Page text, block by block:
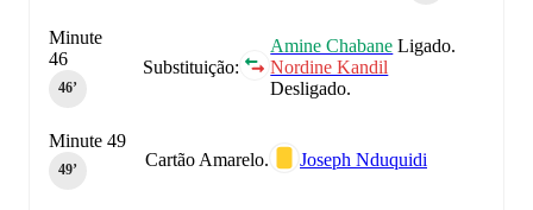
Substituição:
Amine Chabane Ligado.
Nordine Kandil
Desligado.
Minute
46
46‎’‎
Cartão Amarelo. Joseph Nduquidi
Minute 49
49‎’‎